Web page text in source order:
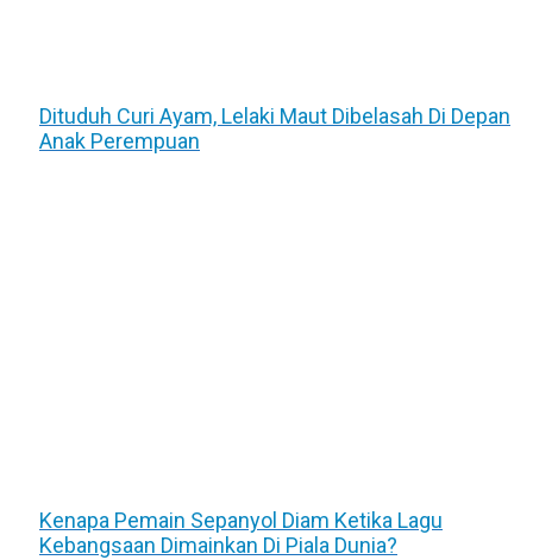
Dituduh Curi Ayam, Lelaki Maut Dibelasah Di Depan
Anak Perempuan
Kenapa Pemain Sepanyol Diam Ketika Lagu
Kebangsaan Dimainkan Di Piala Dunia?